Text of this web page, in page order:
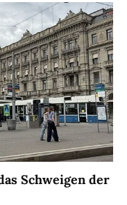
Schweigen der